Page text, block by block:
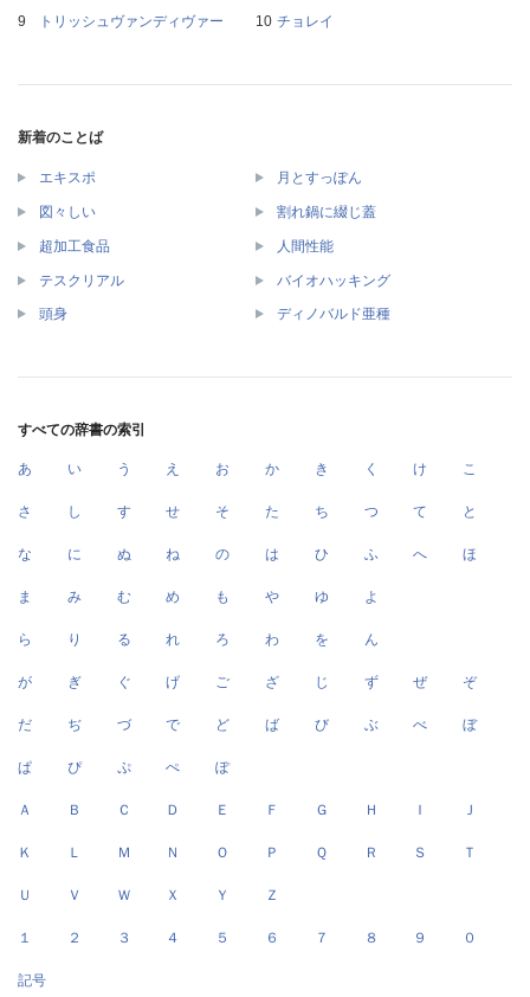
トリッシュヴァンディヴァー
チョレイ
新着のことば
エキスポ 月とすっぽん
図々しい 割れ鍋に綴じ蓋
超加工食品 人間性能
テスクリアル バイオハッキング
頭身 ディノバルド亜種
すべての辞書の索引
あ い う え お か き く け こ
さ し す せ そ た ち つ て と
な に ぬ ね の は ひ ふ へ ほ
ま み む め も や ゆ よ
ら り る れ ろ わ を ん
が ぎ ぐ げ ご ざ じ ず ぜ ぞ
だ ぢ づ で ど ば び ぶ べ ぼ
ぱ ぴ ぷ ぺ ぽ
Ａ Ｂ Ｃ Ｄ Ｅ Ｆ Ｇ Ｈ Ｉ Ｊ
Ｋ Ｌ Ｍ Ｎ Ｏ Ｐ Ｑ Ｒ Ｓ Ｔ
Ｕ Ｖ Ｗ Ｘ Ｙ Ｚ
１ ２ ３ ４ ５ ６ ７ ８ ９ ０
記号